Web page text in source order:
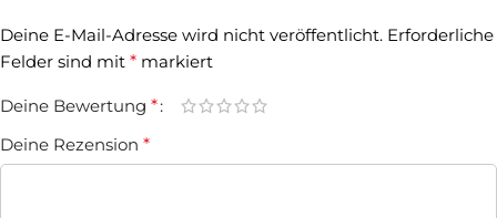
Deine E-Mail-Adresse wird nicht veröffentlicht. Erforderliche
Felder sind mit * markiert
Deine Bewertung *
Deine Rezension *